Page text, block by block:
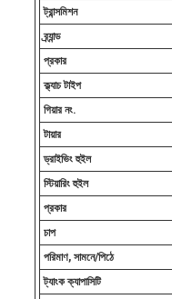
ট্রান্সমিশন
ব্র্যান্ড
প্রকার
ক্ল্যাচ টাইপ
গিয়ার নং.
টায়ার
ড্রাইভিং হুইল
স্টিয়ারিং হুইল
প্রকার
চাপ
পরিমাণ, সামনে/পিঠে
ট্যাংক ক্যাপাসিটি